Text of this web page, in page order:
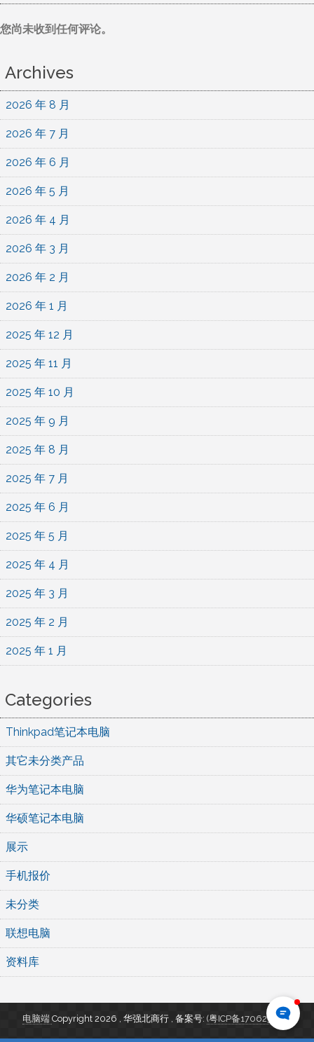
您尚未收到任何评论。
Archives
2026 年 8 月
2026 年 7 月
2026 年 6 月
2026 年 5 月
2026 年 4 月
2026 年 3 月
2026 年 2 月
2026 年 1 月
2025 年 12 月
2025 年 11 月
2025 年 10 月
2025 年 9 月
2025 年 8 月
2025 年 7 月
2025 年 6 月
2025 年 5 月
2025 年 4 月
2025 年 3 月
2025 年 2 月
2025 年 1 月
Categories
Thinkpad笔记本电脑
其它未分类产品
华为笔记本电脑
华硕笔记本电脑
展示
手机报价
未分类
联想电脑
资料库
电脑端Copyright 2026 , 华强北商行 ,备案号:(粤ICP备17062346号)